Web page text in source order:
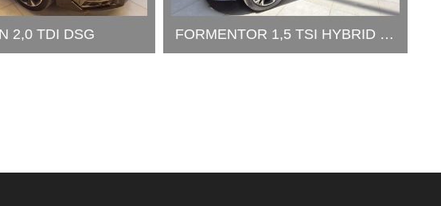
2,0 TDI DSG FORMENTOR 1,5 TSI HYBRID DSG